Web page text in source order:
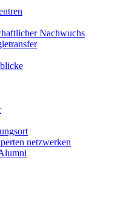
Nachwuchs
netzwerken